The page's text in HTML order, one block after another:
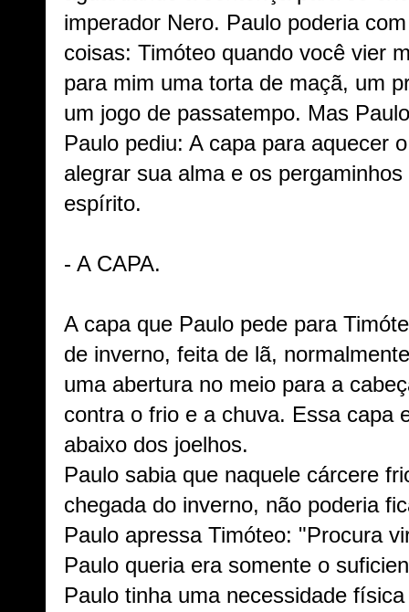
imperador Nero. Paulo poderia
coisas: Timóteo quando você vier
para mim uma torta de maçã, um
um jogo de passatempo. Mas
Paulo pediu: A capa para aquecer
alegrar sua alma e os
espírito.
- A CAPA.
A capa que Paulo pede para
de inverno, feita de lã,
uma abertura no meio para a
contra o frio e a chuva. Essa capa
abaixo dos joelhos.
Paulo sabia que naquele cárcere
chegada do inverno, não poderia
Paulo apressa Timóteo: "Procura
Paulo queria era somente o
Paulo tinha uma necessidade